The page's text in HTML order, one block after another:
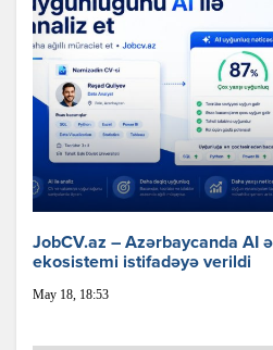
JobCV.az – Azərbaycanda AI
ekosistemi istifadəyə verildi
May 18, 18:53